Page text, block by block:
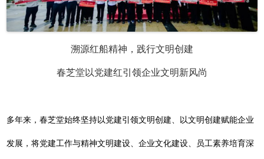
溯源红船精神，践行文明创建
春芝堂以党建红引领企业文明新风尚
多年来，春芝堂始终坚持以党建引领文明创建、以文明创建赋能企业
发展，将党建工作与精神文明建设、企业文化建设、员工素养培育深